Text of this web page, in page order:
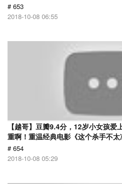
# 653
2018-10-08 06:55
【越哥】豆瓣9.4分，12岁小女孩
重啊！重温经典电影《这个杀手不太
# 654
2018-10-08 05:29